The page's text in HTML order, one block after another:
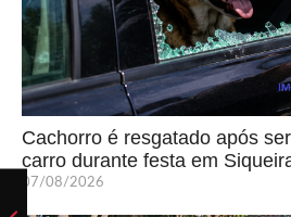
Cachorro é resgatado após
carro durante festa em
07/08/2026